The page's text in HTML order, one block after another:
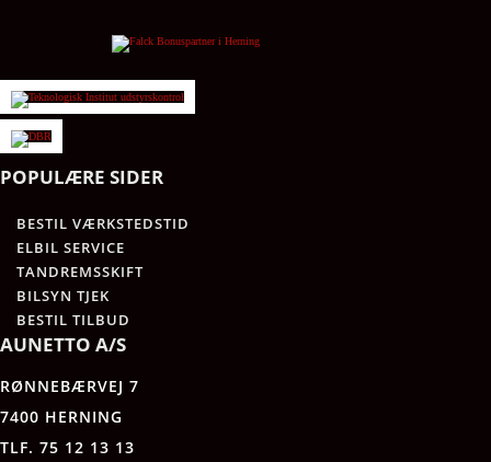
POPULÆRE SIDER
BESTIL VÆRKSTEDSTID
ELBIL SERVICE
TANDREMSSKIFT
BILSYN TJEK
BESTIL TILBUD
AUNETTO A/S
RØNNEBÆRVEJ 7
7400 HERNING
TLF. 75 12 13 13